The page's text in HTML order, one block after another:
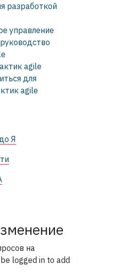
разработкой
управление
agile
для
agile
Я
на
logged in to add